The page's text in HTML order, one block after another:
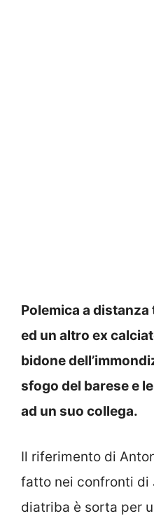
Polemica a
ed un altro ex
bidone
sfogo del barese e
ad un suo collega.
Il riferimento di
fatto nei confronti di
diatriba è sorta per